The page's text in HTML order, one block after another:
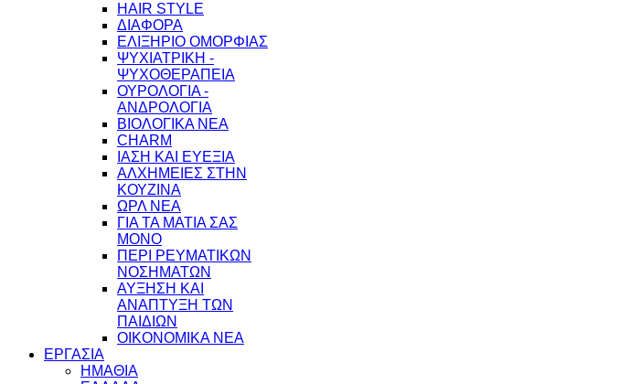
HAIR STYLE
ΔΙΑΦΟΡΑ
ΕΛΙΞΗΡΙΟ ΟΜΟΡΦΙΑΣ
ΨΥΧΙΑΤΡΙΚΗ -
ΨΥΧΟΘΕΡΑΠΕΙΑ
ΟΥΡΟΛΟΓΙΑ -
ΑΝΔΡΟΛΟΓΙΑ
ΒΙΟΛΟΓΙΚΑ ΝΕΑ
CHARM
ΙΑΣΗ ΚΑΙ ΕΥΕΞΙΑ
ΑΛΧΗΜΕΙΕΣ ΣΤΗΝ
ΚΟΥΖΙΝΑ
ΩΡΛ ΝEA
ΓΙΑ ΤΑ ΜΑΤΙΑ ΣΑΣ
ΜΟΝΟ
ΠΕΡΙ ΡΕΥΜΑΤΙΚΩΝ
ΝΟΣΗΜΑΤΩΝ
ΑΥΞΗΣΗ ΚΑΙ
ΑΝΑΠΤΥΞΗ ΤΩΝ
ΠΑΙΔΙΩΝ
ΟΙΚΟΝΟΜΙΚΑ ΝΕΑ
ΕΡΓΑΣΙΑ
ΗΜΑΘΙΑ